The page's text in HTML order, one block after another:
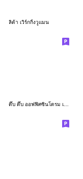
ลิต้า เวิร์กกิ้งวูแมน